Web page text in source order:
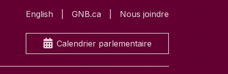
English GNB.ca Nous joindre
Calendrier parlementaire